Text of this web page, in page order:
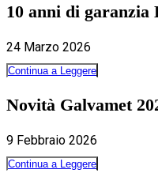
10 anni di garanzia
24 Marzo 2026
Continua a Leggere
Novità Galvamet
9 Febbraio 2026
Continua a Leggere